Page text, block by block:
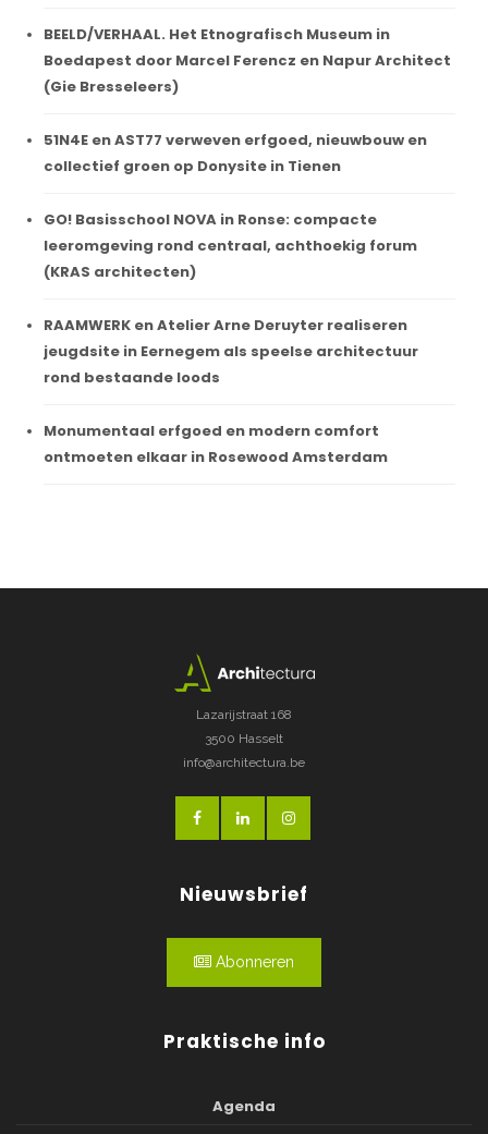
BEELD/VERHAAL. Het Etnografisch Museum in
Boedapest door Marcel Ferencz en Napur Architect
(Gie Bresseleers)
51N4E en AST77 verweven erfgoed, nieuwbouw en
collectief groen op Donysite in Tienen
GO! Basisschool NOVA in Ronse: compacte
leeromgeving rond centraal, achthoekig forum
(KRAS architecten)
RAAMWERK en Atelier Arne Deruyter realiseren
jeugdsite in Eernegem als speelse architectuur
rond bestaande loods
Monumentaal erfgoed en modern comfort
ontmoeten elkaar in Rosewood Amsterdam
Lazarijstraat 168
3500 Hasselt
info@architectura.be
Nieuwsbrief
Abonneren
Praktische info
Agenda